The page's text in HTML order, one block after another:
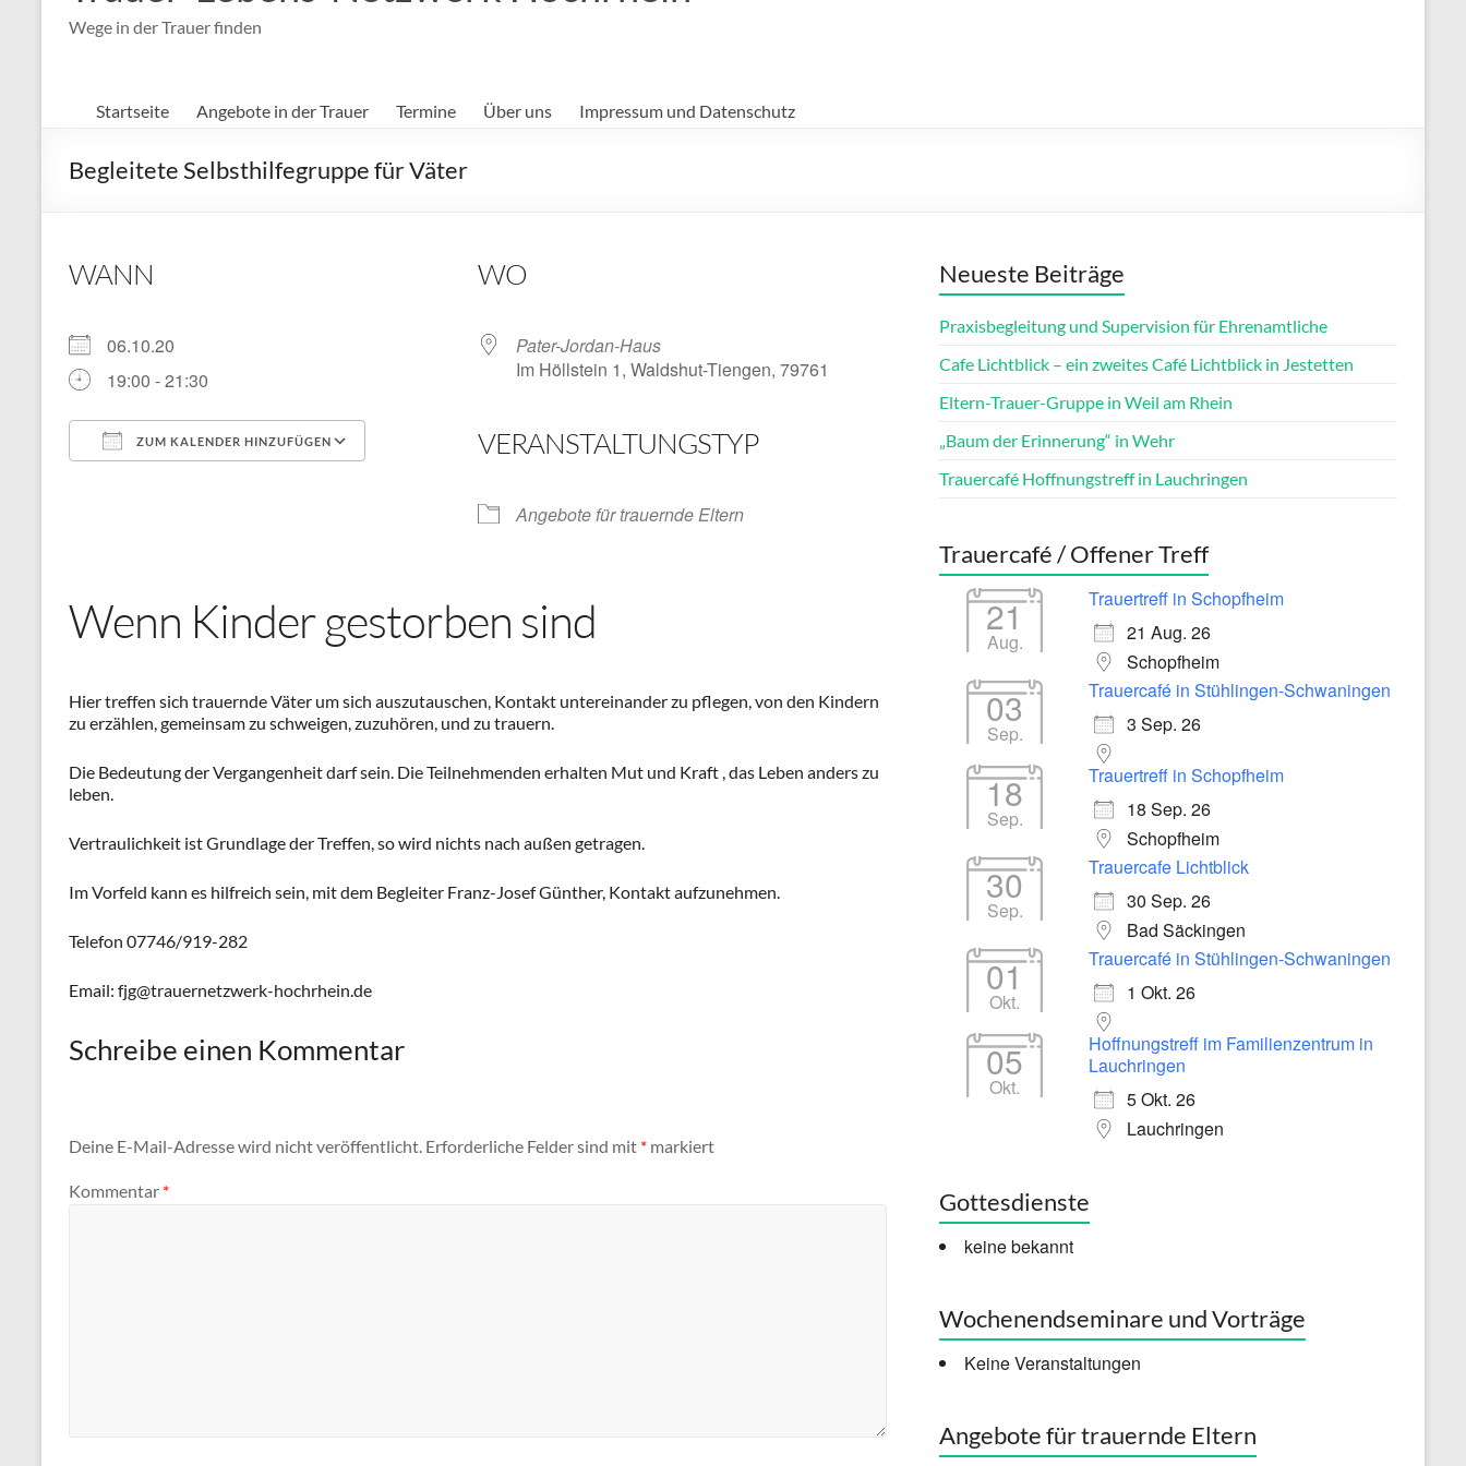
Wege in der Trauer finden
Startseite Angebote in der Trauer Termine Über uns Impressum und Datenschutz
Begleitete Selbsthilfegruppe für Väter
WANN
06.10.20
19:00 - 21:30
ZUM KALENDER HINZUFÜGEN
Office 365
WO
Pater-Jordan-Haus
Im Höllstein 1, Waldshut-Tiengen, 79761
VERANSTALTUNGSTYP
Angebote für trauernde Eltern
Wenn Kinder gestorben sind
Hier treffen sich trauernde Väter um sich auszutauschen, Kontakt untereinander zu pflegen, von den Kindern
zu erzählen, gemeinsam zu schweigen, zuzuhören, und zu trauern.
Die Bedeutung der Vergangenheit darf sein. Die Teilnehmenden erhalten Mut und Kraft , das Leben anders zu
leben.
Vertraulichkeit ist Grundlage der Treffen, so wird nichts nach außen getragen.
Im Vorfeld kann es hilfreich sein, mit dem Begleiter Franz-Josef Günther, Kontakt aufzunehmen.
Telefon 07746/919-282
Email: fjg@trauernetzwerk-hochrhein.de
Schreibe einen Kommentar
Deine E-Mail-Adresse wird nicht veröffentlicht. Erforderliche Felder sind mit * markiert
Kommentar *
Neueste Beiträge
Praxisbegleitung und Supervision für Ehrenamtliche
Cafe Lichtblick – ein zweites Café Lichtblick in Jestetten
Eltern-Trauer-Gruppe in Weil am Rhein
„Baum der Erinnerung“ in Wehr
Trauercafé Hoffnungstreff in Lauchringen
Trauercafé / Offener Treff
21
Aug.
Trauertreff in Schopfheim
21 Aug. 26
Schopfheim
03
Sep.
Trauercafé in Stühlingen-Schwaningen
3 Sep. 26
18
Sep.
Trauertreff in Schopfheim
18 Sep. 26
Schopfheim
30
Sep.
Trauercafe Lichtblick
30 Sep. 26
Bad Säckingen
01
Okt.
Trauercafé in Stühlingen-Schwaningen
1 Okt. 26
05
Okt.
Hoffnungstreff im Familienzentrum in
Lauchringen
5 Okt. 26
Lauchringen
Gottesdienste
keine bekannt
Wochenendseminare und Vorträge
Keine Veranstaltungen
Angebote für trauernde Eltern